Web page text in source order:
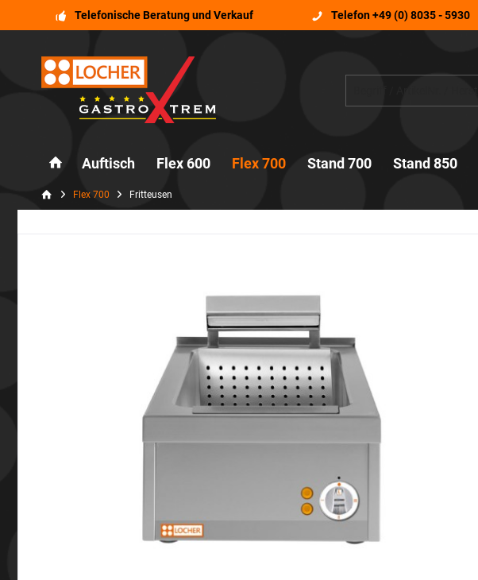
Telefonische Beratung und Verkauf Telefon+49 (0) 8035 - 5930
Auftisch Flex 600 Flex 700 Stand 700 Stand 850
Flex 700 Fritteusen